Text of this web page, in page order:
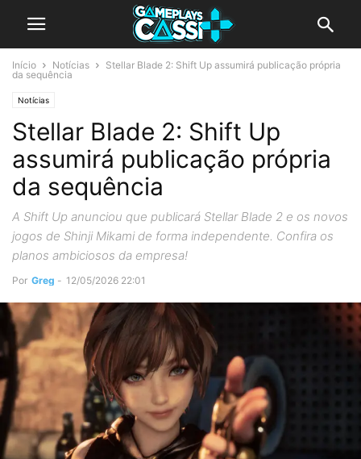
Início Notícias
Stellar Blade 2: Shift Up assumirá publicação própria
da sequência
Notícias
Stellar Blade 2: Shift Up
assumirá publicação própria
da sequência
A Shift Up anunciou que publicará Stellar Blade 2 e os novos
jogos de Shinji Mikami de forma independente. Confira os
planos ambiciosos da empresa!
Por Greg - 12/05/2026 22:01